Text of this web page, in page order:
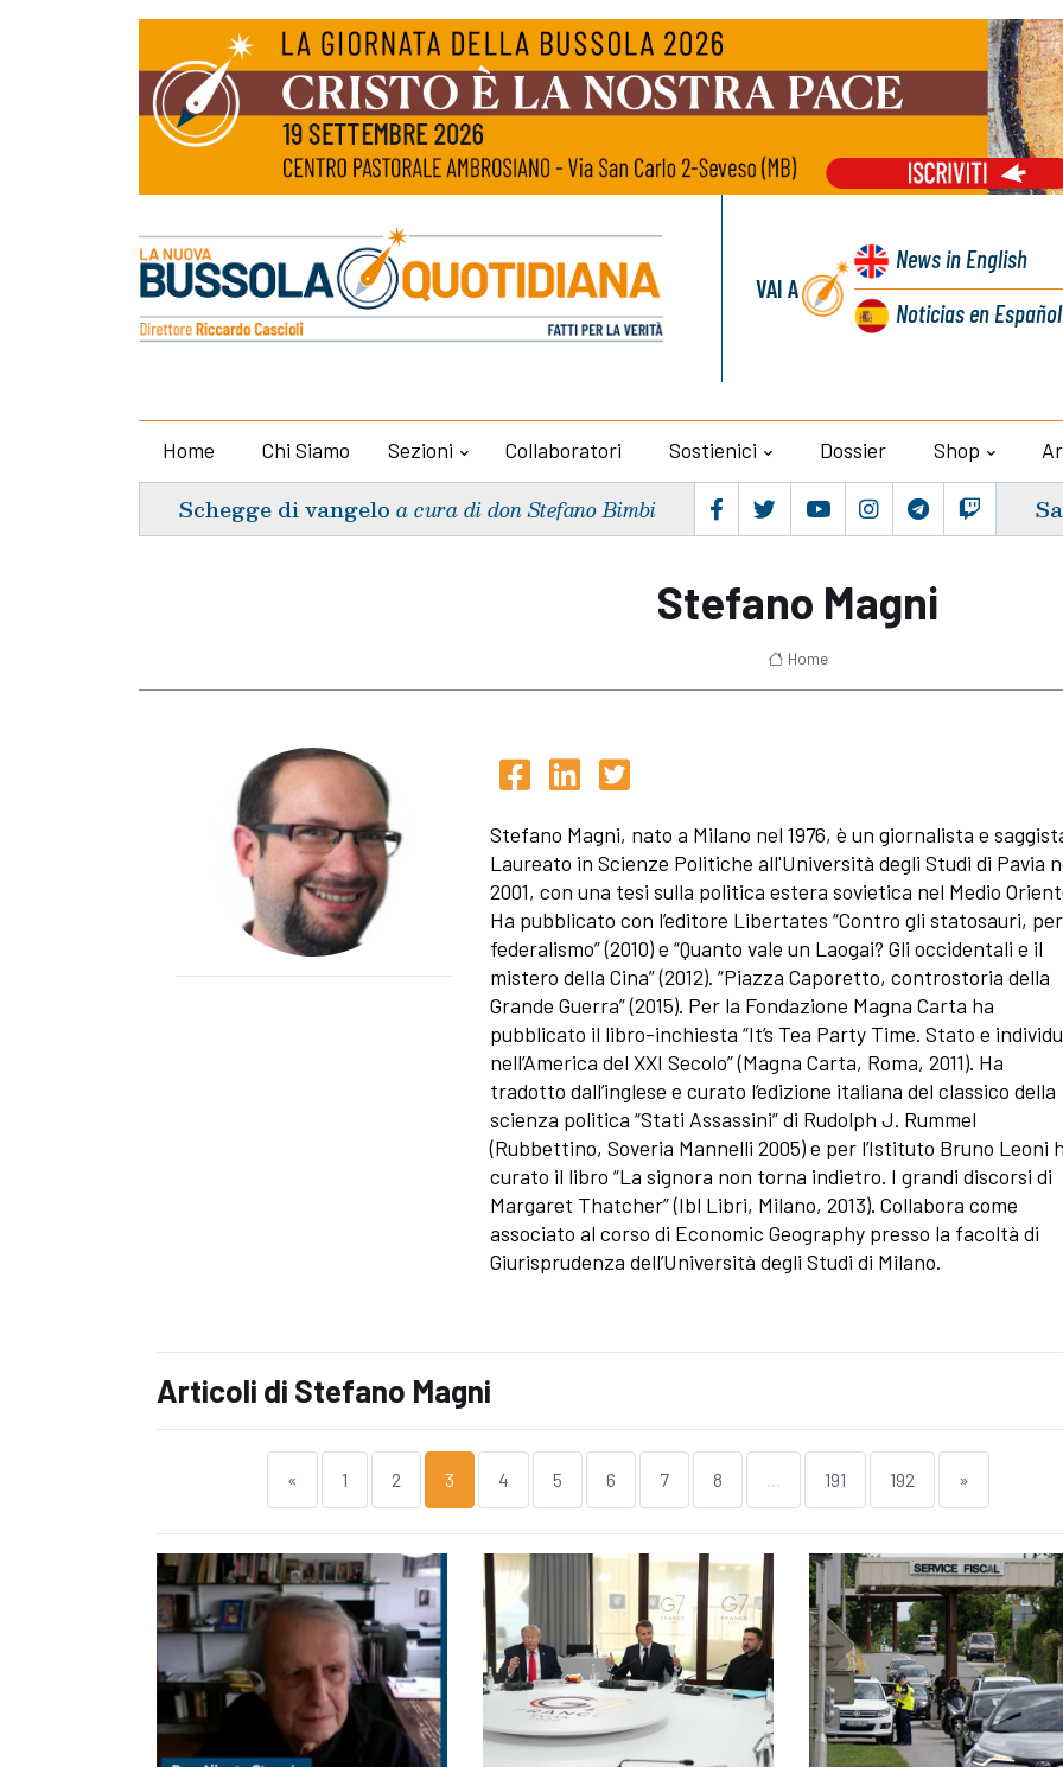
VAI A
Newsin English
Noticiasen Español
Home Chi Siamo Sezioni Collaboratori Sostienici Dossier Shop
Schegge di vangelo a cura di don Stefano Bimbi
Stefano Magni
Home
Stefano Magni, nato a Milano nel 1976, è un giornalista e
Laureato in Scienze Politiche all'Università degli Studi di Pavia
2001, con una tesi sulla politica estera sovietica nel Medio
Ha pubblicato con l’editore Libertates “Contro gli statosauri,
federalismo” (2010) e “Quanto vale un Laogai? Gli occidentali e il
mistero della Cina” (2012). “Piazza Caporetto, controstoria della
Grande Guerra” (2015). Per la Fondazione Magna Carta ha
pubblicato il libro-inchiesta “It’s Tea Party Time. Stato e
nell’America del XXI Secolo” (Magna Carta, Roma, 2011). Ha
tradotto dall’inglese e curato l’edizione italiana del classico della
scienza politica “Stati Assassini” di Rudolph J. Rummel
(Rubbettino, Soveria Mannelli 2005) e per l’Istituto Bruno Leoni
curato il libro “La signora non torna indietro. I grandi discorsi di
Margaret Thatcher” (Ibl Libri, Milano, 2013). Collabora come
associato al corso di Economic Geography presso la facoltà di
Giurisprudenza dell’Università degli Studi di Milano.
Articoli di Stefano Magni
« 1 2 3 4 5 6 7 8 ... 191 192 »